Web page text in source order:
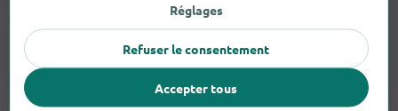
Mode Masculine
Réglages
Refuser le consentement
Accepter tous